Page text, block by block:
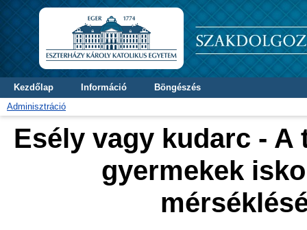
Kezdőlap Információ
Böngészés
Adminisztráció
Esély vagy kudarc - A
gyermekek